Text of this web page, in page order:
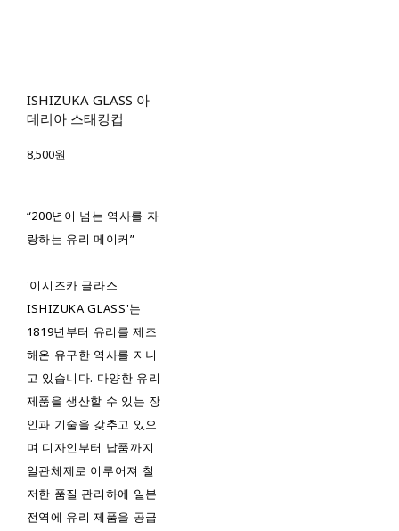
ISHIZUKA GLASS 아
데리아 스태킹컵
8,500원
“200년이 넘는 역사를 자
랑하는 유리 메이커”
'이시즈카 글라스
ISHIZUKA GLASS'는
1819년부터 유리를 제조
해온 유구한 역사를 지니
고 있습니다. 다양한 유리
제품을 생산할 수 있는 장
인과 기술을 갖추고 있으
며 디자인부터 납품까지
일관체제로 이루어져 철
저한 품질 관리하에 일본
전역에 유리 제품을 공급